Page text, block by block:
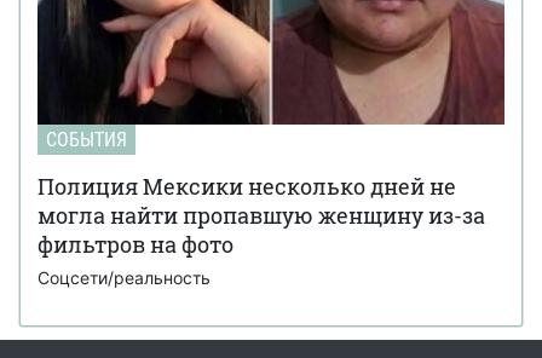
СОБЫТИЯ
Полиция Мексики несколько дней не
могла найти пропавшую женщину из-за
фильтров на фото
Соцсети/реальность